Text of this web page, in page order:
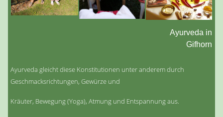
Ayurveda in
Gifhorn
Ayurveda gleicht diese Konstitutionen unter anderem durch
Geschmacksrichtungen, Gewürze und
Kräuter, Bewegung (Yoga), Atmung und Entspannung aus.